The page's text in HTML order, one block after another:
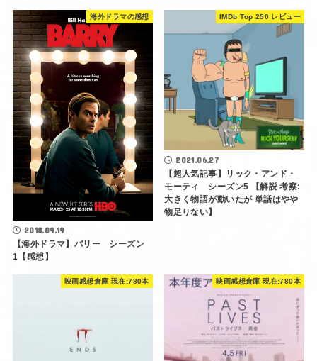
海外ドラマの感想
2018.09.19
【海外ドラマ】バリー シーズン
1【感想】
IMDb Top 250 レビュー
2021.06.27
【超人気記事】リック・アンド・
モーティ シーズン5 【解説 考察:
大きく物語が動いたが 単話はやや
物足りない】
映画感想倉庫 現在:780本 映画感想倉庫 現在:780本